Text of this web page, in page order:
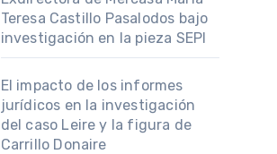
Teresa Castillo Pasalodos bajo
investigación en la pieza SEPI
El impacto de los informes
jurídicos en la investigación
del caso Leire y la figura de
Carrillo Donaire